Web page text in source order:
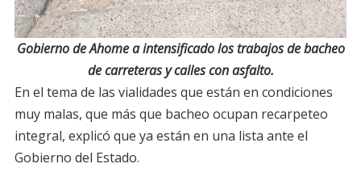
Gobierno de Ahome a intensificado los trabajos de bacheo
de carreteras y calles con asfalto.
En el tema de las vialidades que están en condiciones
muy malas, que más que bacheo ocupan recarpeteo
integral, explicó que ya están en una lista ante el
Gobierno del Estado.